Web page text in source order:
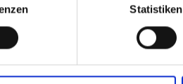
Statistiken